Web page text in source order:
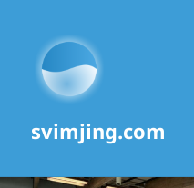
svimjing.com